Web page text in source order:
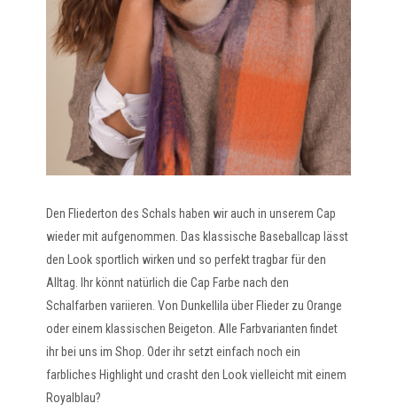
Den Fliederton des Schals haben wir auch in unserem Cap
wieder mit aufgenommen. Das klassische Baseballcap lässt
den Look sportlich wirken und so perfekt tragbar für den
Alltag. Ihr könnt natürlich die Cap Farbe nach den
Schalfarben variieren. Von Dunkellila über Flieder zu Orange
oder einem klassischen Beigeton. Alle Farbvarianten findet
ihr bei uns im Shop. Oder ihr setzt einfach noch ein
farbliches Highlight und crasht den Look vielleicht mit einem
Royalblau?